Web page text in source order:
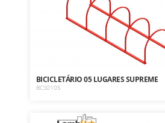
BICICLETÁRIO 05 LUGARES SUPREME
BCS0105